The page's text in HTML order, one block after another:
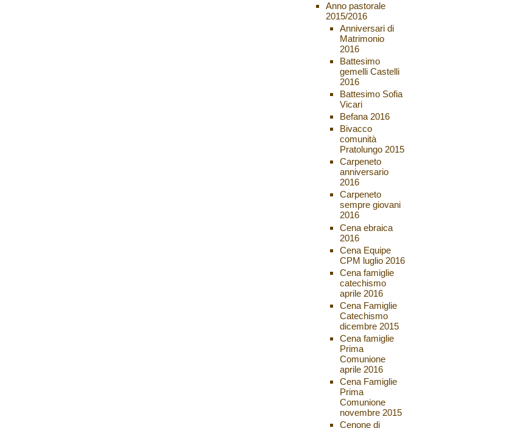
Anno pastorale
2015/2016
Anniversari di
Matrimonio
2016
Battesimo
gemelli Castelli
2016
Battesimo Sofia
Vicari
Befana 2016
Bivacco
comunità
Pratolungo 2015
Carpeneto
anniversario
2016
Carpeneto
sempre giovani
2016
Cena ebraica
2016
Cena Equipe
CPM luglio 2016
Cena famiglie
catechismo
aprile 2016
Cena Famiglie
Catechismo
dicembre 2015
Cena famiglie
Prima
Comunione
aprile 2016
Cena Famiglie
Prima
Comunione
novembre 2015
Cenone di